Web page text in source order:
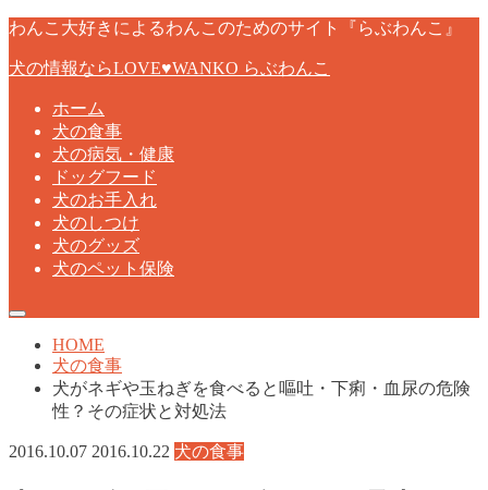
わんこ大好きによるわんこのためのサイト『らぶわんこ』
犬の情報ならLOVE♥WANKO らぶわんこ
ホーム
犬の食事
犬の病気・健康
ドッグフード
犬のお手入れ
犬のしつけ
犬のグッズ
犬のペット保険
HOME
犬の食事
犬がネギや玉ねぎを食べると嘔吐・下痢・血尿の危険
性？その症状と対処法
2016.10.07 2016.10.22 犬の食事